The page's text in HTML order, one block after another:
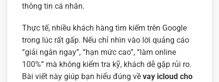
thông tin cá nhân.
Thực tế, nhiều khách hàng tìm kiếm trên Google
trong lúc rất gấp. Nếu chỉ nhìn vào lời quảng cáo
“giải ngân ngay”, “hạn mức cao”, “làm online
100%” mà không kiểm tra kỹ, khách dễ gặp rủi ro.
Bài viết này giúp bạn hiểu đúng về vay icloud cho